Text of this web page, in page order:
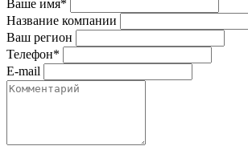
Ваше имя*
Название компании
Ваш регион
Телефон*
E-mail